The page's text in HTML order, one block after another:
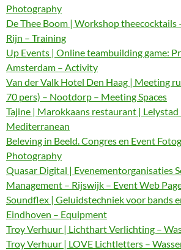
Photography
De Thee Boom | Workshop theecocktails
Rijn – Training
Up Events | Online teambuilding game:
Amsterdam – Activity
Van der Valk Hotel Den Haag | Meeting
70 pers) – Nootdorp – Meeting Spaces
Tajine | Marokkaans restaurant | Lelystad
Mediterranean
Beleving in Beeld. Congres en Event
Photography
Quasar Digital | Evenementorganisaties
Management – Rijswijk – Event Web
Soundflex | Geluidstechniek voor bands
Eindhoven – Equipment
Troy Verhuur | Lichthart Verlichting –
Troy Verhuur | LOVE Lichtletters –